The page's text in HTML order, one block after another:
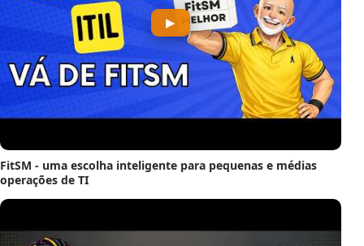
▶
FitSM - uma escolha inteligente para pequenas e médias
operações de TI